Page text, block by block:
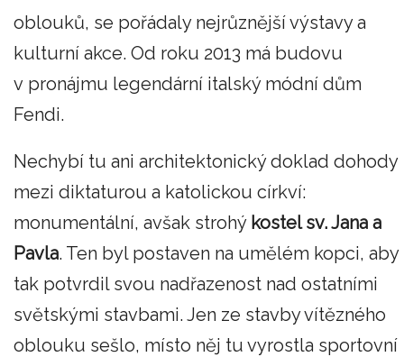
oblouků, se pořádaly nejrůznější výstavy a
kulturní akce. Od roku 2013 má budovu
v pronájmu legendární italský módní dům
Fendi.
Nechybí tu ani architektonický doklad dohody
mezi diktaturou a katolickou církví:
monumentální, avšak strohý kostel sv. Jana a
Pavla. Ten byl postaven na umělém kopci, aby
tak potvrdil svou nadřazenost nad ostatními
světskými stavbami. Jen ze stavby vítězného
oblouku sešlo, místo něj tu vyrostla sportovní